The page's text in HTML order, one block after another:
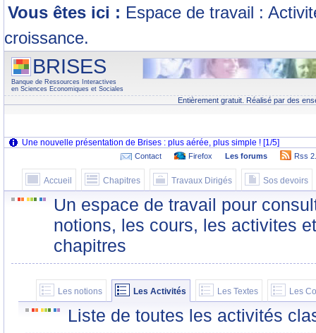
Vous êtes ici : Espace de travail :
croissance.
BRISES
Banque de Ressources Interactives
en Sciences Economiques et Sociales
Entièrement gratuit. Réalisé par des
Contact Firefox Les forums Rss
Accueil Chapitres Travaux Dirigés Sos devoirs
Un espace de travail pour
notions, les cours, les activites
chapitres
Les notions Les Activités Les Textes Les
Liste de toutes les activités